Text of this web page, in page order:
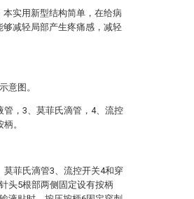
实用新型结构简单，在给病
减轻局部产生疼痛感，减轻
意图。
管，3、莫菲氏滴管，4、流控
。
莫菲氏滴管3、流控开关4和穿
头5根部两侧固定设有按柄